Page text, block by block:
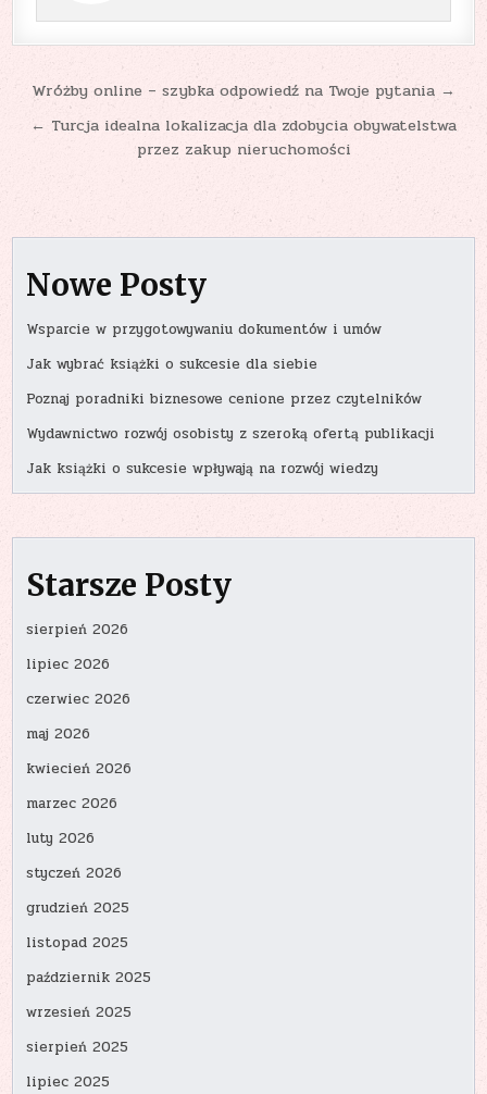
Nawigacja
wpisu
Wróżby online – szybka odpowiedź na Twoje pytania →
← Turcja idealna lokalizacja dla zdobycia obywatelstwa
przez zakup nieruchomości
Nowe Posty
Wsparcie w przygotowywaniu dokumentów i umów
Jak wybrać książki o sukcesie dla siebie
Poznaj poradniki biznesowe cenione przez czytelników
Wydawnictwo rozwój osobisty z szeroką ofertą publikacji
Jak książki o sukcesie wpływają na rozwój wiedzy
Starsze Posty
sierpień 2026
lipiec 2026
czerwiec 2026
maj 2026
kwiecień 2026
marzec 2026
luty 2026
styczeń 2026
grudzień 2025
listopad 2025
październik 2025
wrzesień 2025
sierpień 2025
lipiec 2025